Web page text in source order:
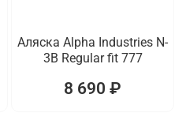
Аляска Alpha Industries N-
3B Regular fit 777
8 690 ₽